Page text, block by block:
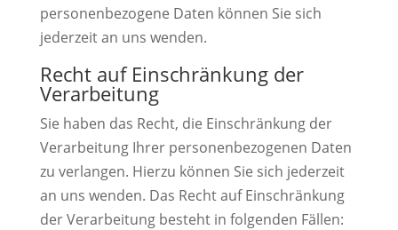
personenbezogene Daten können Sie sich
jederzeit an uns wenden.
Recht auf Einschränkung der
Verarbeitung
Sie haben das Recht, die Einschränkung der
Verarbeitung Ihrer personenbezogenen Daten
zu verlangen. Hierzu können Sie sich jederzeit
an uns wenden. Das Recht auf Einschränkung
der Verarbeitung besteht in folgenden Fällen: